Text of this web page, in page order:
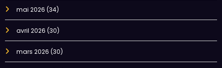
mai 2026 (34)
avril 2026 (30)
mars 2026 (30)